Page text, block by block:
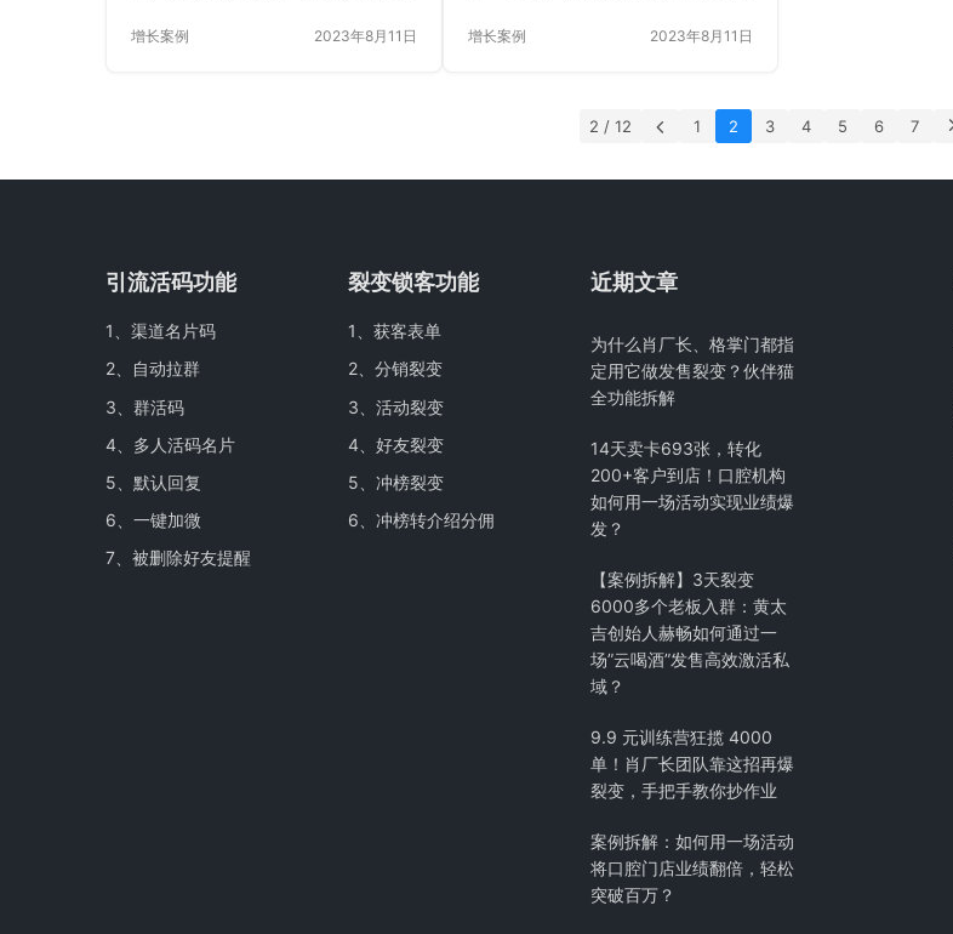
增长案例 2023年8月11日 增长案例 2023年8月11日
2 / 12 1 2 3 4 5 6 7
引流活码功能
1、 渠道名片码
2、
自动拉群
3、 群活码
4、 多人活码名片
5、 默认回复
6、 一键加微
7、 被删除好友提醒
裂变锁客功能
1、 获客表单
2、 分销裂变
3、 活动裂变
4、 好友裂变
5、 冲榜裂变
6、 冲榜转介绍分佣
近期文章
为什么肖厂长、格掌门都指
定用它做发售裂变？伙伴猫
全功能拆解
14天卖卡693张，转化
200+客户到店！口腔机构
如何用一场活动实现业绩爆
发？
【案例拆解】3天裂变
6000多个老板入群：黄太
吉创始人赫畅如何通过一
场”云喝酒”发售高效激活私
域？
9.9 元训练营狂揽 4000
单！肖厂长团队靠这招再爆
裂变，手把手教你抄作业
案例拆解：如何用一场活动
将口腔门店业绩翻倍，轻松
突破百万？